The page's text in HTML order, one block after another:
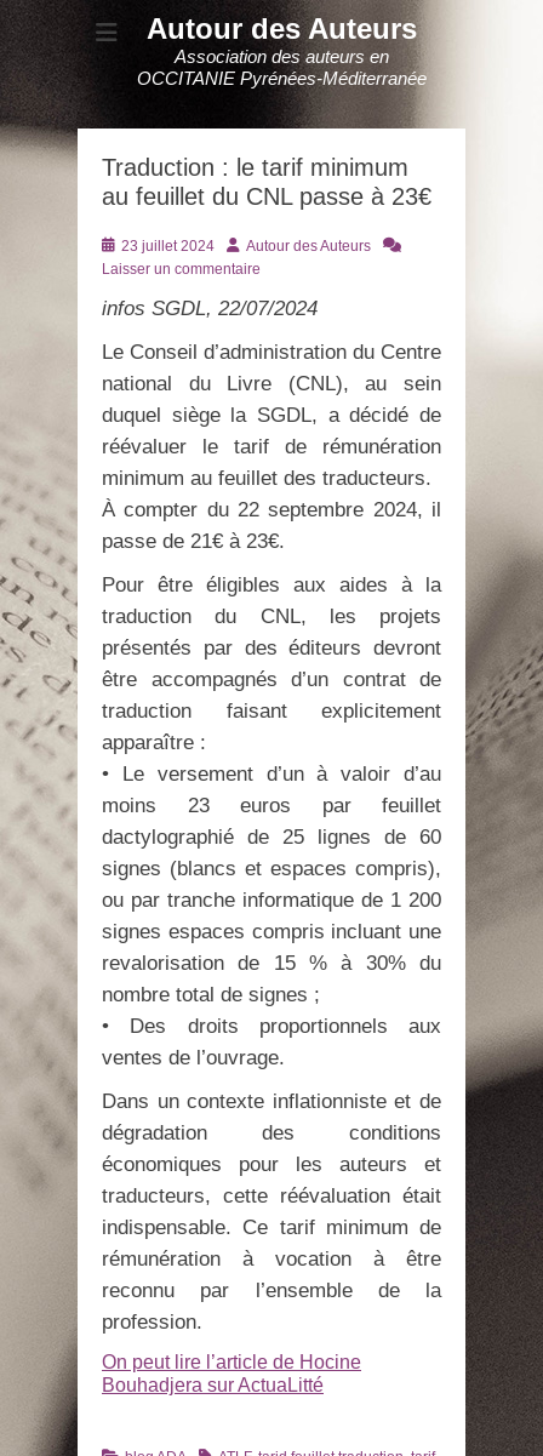
Autour des Auteurs
Association des auteurs en
OCCITANIE Pyrénées-Méditerranée
Traduction : le tarif minimum
au feuillet du CNL passe à 23€
Posté
le
23 juillet 2024 AuteurAutour des Auteurs
Laisser un commentaire
infos SGDL, 22/07/2024
Le Conseil d’administration du Centre
national du Livre (CNL), au sein
duquel siège la SGDL, a décidé de
réévaluer le tarif de rémunération
minimum au feuillet des traducteurs.
À compter du 22 septembre 2024, il
passe de 21€ à 23€.
Pour être éligibles aux aides à la
traduction du CNL, les projets
présentés par des éditeurs devront
être accompagnés d’un contrat de
traduction faisant explicitement
apparaître :
• Le versement d’un à valoir d’au
moins 23 euros par feuillet
dactylographié de 25 lignes de 60
signes (blancs et espaces compris),
ou par tranche informatique de 1 200
signes espaces compris incluant une
revalorisation de 15 % à 30% du
nombre total de signes ;
• Des droits proportionnels aux
ventes de l’ouvrage.
Dans un contexte inflationniste et de
dégradation des conditions
économiques pour les auteurs et
traducteurs, cette réévaluation était
indispensable. Ce tarif minimum de
rémunération à vocation à être
reconnu par l’ensemble de la
profession.
On peut lire l’article de Hocine
Bouhadjera sur ActuaLitté